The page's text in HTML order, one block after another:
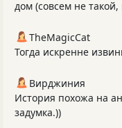
дом (совсем не
TheMagicCat
Тогда искренне
Вирджиния
История похожа на
задумка.))